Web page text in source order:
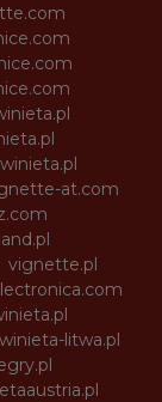
at.com
vignette.pl
winieta-litwa.pl